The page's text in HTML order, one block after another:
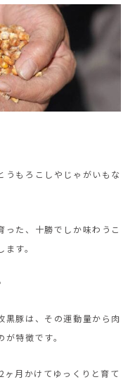
うもろこしやじゃがいもな
った、十勝でしか味わうこ
す。
黒豚は、その運動量から肉
特徴です。
月かけてゆっくりと育て